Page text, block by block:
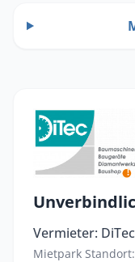
Vermieter:
Mietpark